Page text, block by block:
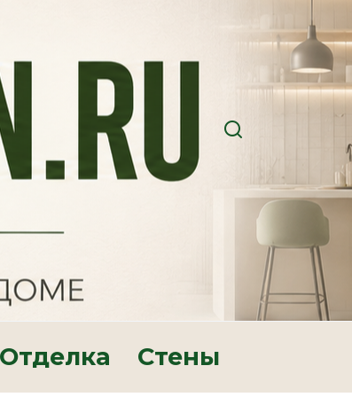
Отделка Стены